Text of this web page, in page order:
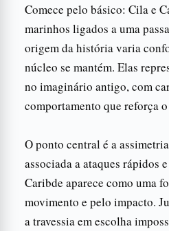
Comece pelo básico: Cila e
marinhos ligados a uma
origem da história varia
núcleo se mantém. Elas
no imaginário antigo, com
comportamento que reforça
O ponto central é a
associada a ataques rápidos
Caribde aparece como uma
movimento e pelo impacto.
a travessia em escolha